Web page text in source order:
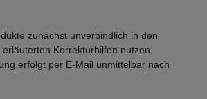
zunächst unverbindlich in den
Korrekturhilfen nutzen.
erfolgt per E-Mail unmittelbar nach